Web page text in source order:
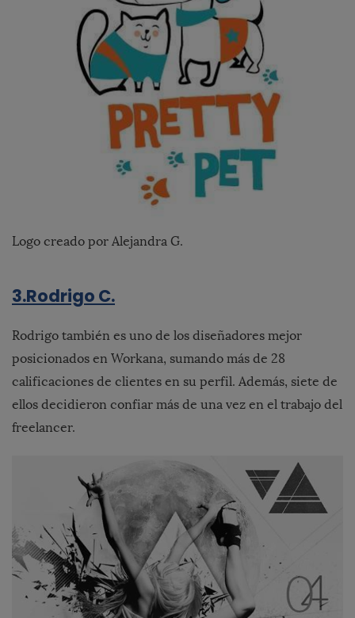
Logo creado por Alejandra G.
3.Rodrigo C.
Rodrigo también es uno de los diseñadores mejor
posicionados en Workana, sumando más de 28
calificaciones de clientes en su perfil. Además, siete de
ellos decidieron confiar más de una vez en el trabajo del
freelancer.